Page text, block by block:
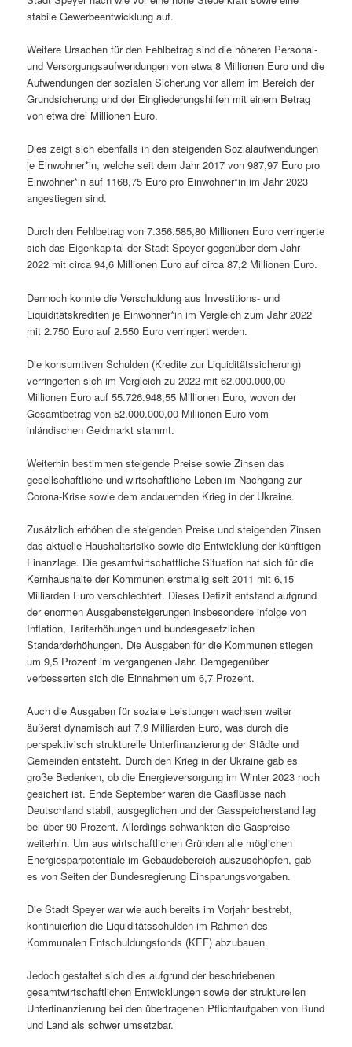
stabile Gewerbeentwicklung auf.
Weitere Ursachen für den Fehlbetrag sind die höheren Personal-
und Versorgungsaufwendungen von etwa 8 Millionen Euro und die
Aufwendungen der sozialen Sicherung vor allem im Bereich der
Grundsicherung und der Eingliederungshilfen mit einem Betrag
von etwa drei Millionen Euro.
Dies zeigt sich ebenfalls in den steigenden Sozialaufwendungen
je Einwohner*in, welche seit dem Jahr 2017 von 987,97 Euro pro
Einwohner*in auf 1168,75 Euro pro Einwohner*in im Jahr 2023
angestiegen sind.
Durch den Fehlbetrag von 7.356.585,80 Millionen Euro verringerte
sich das Eigenkapital der Stadt Speyer gegenüber dem Jahr
2022 mit circa 94,6 Millionen Euro auf circa 87,2 Millionen Euro.
Dennoch konnte die Verschuldung aus Investitions- und
Liquiditätskrediten je Einwohner*in im Vergleich zum Jahr 2022
mit 2.750 Euro auf 2.550 Euro verringert werden.
Die konsumtiven Schulden (Kredite zur Liquiditätssicherung)
verringerten sich im Vergleich zu 2022 mit 62.000.000,00
Millionen Euro auf 55.726.948,55 Millionen Euro, wovon der
Gesamtbetrag von 52.000.000,00 Millionen Euro vom
inländischen Geldmarkt stammt.
Weiterhin bestimmen steigende Preise sowie Zinsen das
gesellschaftliche und wirtschaftliche Leben im Nachgang zur
Corona-Krise sowie dem andauernden Krieg in der Ukraine.
Zusätzlich erhöhen die steigenden Preise und steigenden Zinsen
das aktuelle Haushaltsrisiko sowie die Entwicklung der künftigen
Finanzlage. Die gesamtwirtschaftliche Situation hat sich für die
Kernhaushalte der Kommunen erstmalig seit 2011 mit 6,15
Milliarden Euro verschlechtert. Dieses Defizit entstand aufgrund
der enormen Ausgabensteigerungen insbesondere infolge von
Inflation, Tariferhöhungen und bundesgesetzlichen
Standarderhöhungen. Die Ausgaben für die Kommunen stiegen
um 9,5 Prozent im vergangenen Jahr. Demgegenüber
verbesserten sich die Einnahmen um 6,7 Prozent.
Auch die Ausgaben für soziale Leistungen wachsen weiter
äußerst dynamisch auf 7,9 Milliarden Euro, was durch die
perspektivisch strukturelle Unterfinanzierung der Städte und
Gemeinden entsteht. Durch den Krieg in der Ukraine gab es
große Bedenken, ob die Energieversorgung im Winter 2023 noch
gesichert ist. Ende September waren die Gasflüsse nach
Deutschland stabil, ausgeglichen und der Gasspeicherstand lag
bei über 90 Prozent. Allerdings schwankten die Gaspreise
weiterhin. Um aus wirtschaftlichen Gründen alle möglichen
Energiesparpotentiale im Gebäudebereich auszuschöpfen, gab
es von Seiten der Bundesregierung Einsparungsvorgaben.
Die Stadt Speyer war wie auch bereits im Vorjahr bestrebt,
kontinuierlich die Liquiditätsschulden im Rahmen des
Kommunalen Entschuldungsfonds (KEF) abzubauen.
Jedoch gestaltet sich dies aufgrund der beschriebenen
gesamtwirtschaftlichen Entwicklungen sowie der strukturellen
Unterfinanzierung bei den übertragenen Pflichtaufgaben von Bund
und Land als schwer umsetzbar.